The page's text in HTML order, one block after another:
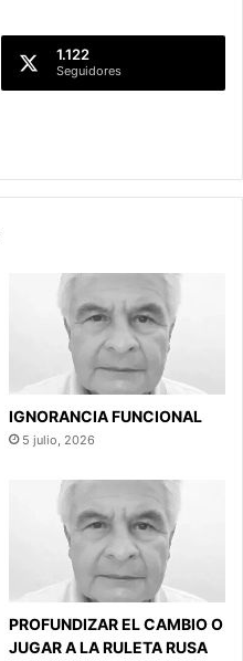
1.122
Seguidores
IGNORANCIA FUNCIONAL
5 julio, 2026
PROFUNDIZAR EL CAMBIO O
JUGAR A LA RULETA RUSA